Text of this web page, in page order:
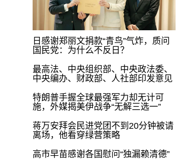
日感谢郑丽文捐款“青鸟”气炸，质问
国民党：为什么不反日？
最高法、中央组织部、中央政法委、
中央编办、财政部、人社部印发意见
特朗普手握全球最强军力却无计可
施，外媒揭美伊战争“无解三选一”
蒋万安拜会民进党团不到20分钟被请
离场，他看穿绿营策略
高市早苗感谢各国慰问“独漏赖清德”